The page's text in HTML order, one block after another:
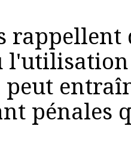
rappellent
l'utilisation
pénales